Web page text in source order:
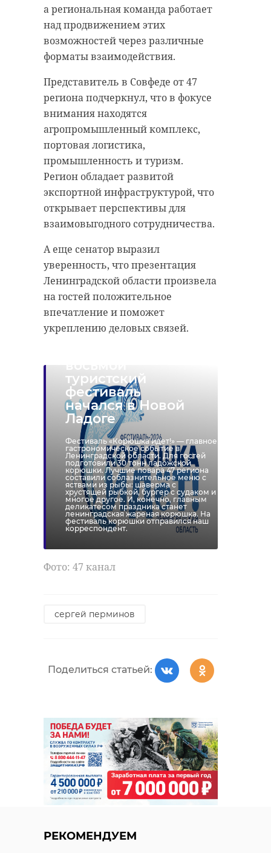
а региональная команда работает
над продвижением этих
возможностей через различные
форматы взаимодействия.
Представитель в Совфеде от 47
региона подчеркнул, что в фокусе
внимания находятся
агропромышленный комплекс,
портовая логистика,
промышленность и туризм.
Регион обладает развитой
экспортной инфраструктурой, что
открывает перспективы для
взаимовыгодного сотрудничества.
А еще сенатор выразил
уверенность, что презентация
Ленинградской области произвела
на гостей положительное
впечатление и поможет
укреплению деловых связей.
«Корюшка
туристский
фестиваль
начался в Новой
Ладоге
Фестиваль «Корюшка идет!» — главное
гастрономическое событие в
Ленинградской области. Для гостей
подготовили 30 тонн ладожской
корюшки. Лучшие повара 47 региона
составили соблазнительное меню с
яствами из рыбы: шаверма с
хрустящей рыбкой, бургер с судаком и
многое другое. И, конечно, главным
деликатесом праздника станет
ленинградская жареная корюшка. На
фестиваль корюшки отправился наш
корреспондент.
Фото: 47 канал
сергей перминов
Поделиться статьей:
РЕКОМЕНДУЕМ
РЕКОМЕНДУЕМ
Евгений
Барановский и
представили
опыт ...
Бал кукол в
из разных